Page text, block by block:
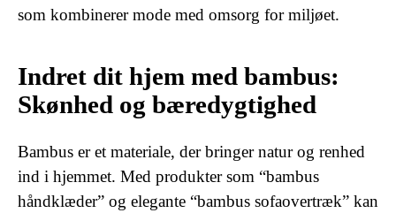
som kombinerer mode med omsorg for miljøet.
Indret dit hjem med bambus:
Skønhed og bæredygtighed
Bambus er et materiale, der bringer natur og renhed
ind i hjemmet. Med produkter som “bambus
håndklæder” og elegante “bambus sofaovertræk” kan